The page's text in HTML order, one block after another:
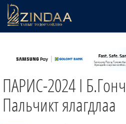
ТВ8
ӨГЛӨӨНИЙ СОНИН
АУДИО ЗОХИОЛ
ПАРИС-2024 I
Пальчикт ялагдлаа